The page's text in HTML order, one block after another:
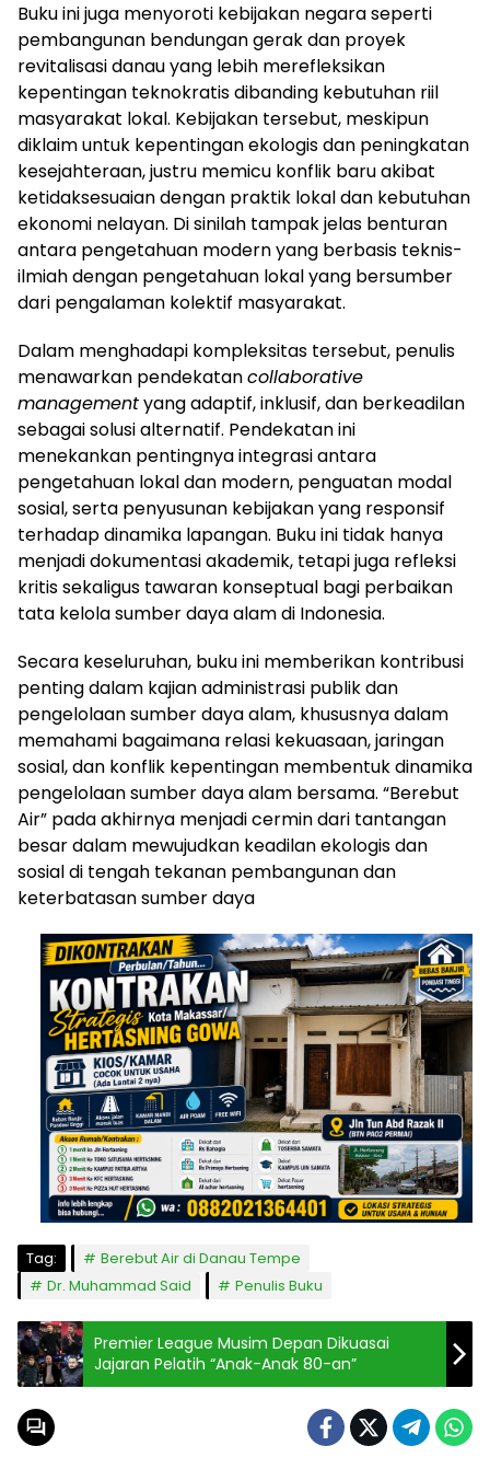
Buku ini juga menyoroti kebijakan negara seperti
pembangunan bendungan gerak dan proyek
revitalisasi danau yang lebih merefleksikan
kepentingan teknokratis dibanding kebutuhan riil
masyarakat lokal. Kebijakan tersebut, meskipun
diklaim untuk kepentingan ekologis dan peningkatan
kesejahteraan, justru memicu konflik baru akibat
ketidaksesuaian dengan praktik lokal dan kebutuhan
ekonomi nelayan. Di sinilah tampak jelas benturan
antara pengetahuan modern yang berbasis teknis-
ilmiah dengan pengetahuan lokal yang bersumber
dari pengalaman kolektif masyarakat.
Dalam menghadapi kompleksitas tersebut, penulis
menawarkan pendekatancollaborative
managementyang adaptif, inklusif, dan berkeadilan
sebagai solusi alternatif. Pendekatan ini
menekankan pentingnya integrasi antara
pengetahuan lokal dan modern, penguatan modal
sosial, serta penyusunan kebijakan yang responsif
terhadap dinamika lapangan. Buku ini tidak hanya
menjadi dokumentasi akademik, tetapi juga refleksi
kritis sekaligus tawaran konseptual bagi perbaikan
tata kelola sumber daya alam di Indonesia.
Secara keseluruhan, buku ini memberikan kontribusi
penting dalam kajian administrasi publik dan
pengelolaan sumber daya alam, khususnya dalam
memahami bagaimana relasi kekuasaan, jaringan
sosial, dan konflik kepentingan membentuk dinamika
pengelolaan sumber daya alam bersama. “Berebut
Air” pada akhirnya menjadi cermin dari tantangan
besar dalam mewujudkan keadilan ekologis dan
sosial di tengah tekanan pembangunan dan
keterbatasan sumber daya
Tag:
Berebut Air di Danau Tempe
Dr. Muhammad Said
Penulis Buku
Premier League Musim Depan Dikuasai
Jajaran Pelatih “Anak-Anak 80-an”